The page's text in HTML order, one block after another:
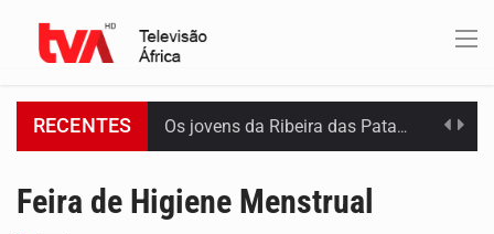
RECENTES Os jovens da Ribeira das Patas, em Santo Antão, pediram esta quinta feira maior celeridade…
Feira de Higiene Menstrual